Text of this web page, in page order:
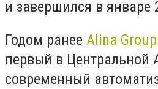
и завершился в январе
Годом ранее Alina Group
первый в Центральной
современный